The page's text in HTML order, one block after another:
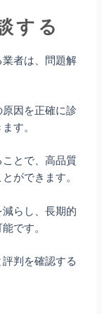
する
者は、問題解
因を正確に診
す。
とで、高品質
ができます。
らし、長期的
です。
判を確認する